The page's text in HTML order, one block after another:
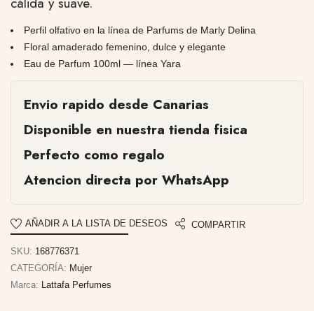
Perfil olfativo en la línea de Parfums de Marly Delina
Floral amaderado femenino, dulce y elegante
Eau de Parfum 100ml — línea Yara
Envio rapido desde Canarias
Disponible en nuestra tienda fisica
Perfecto como regalo
Atencion directa por WhatsApp
AÑADIR A LA LISTA DE DESEOS COMPARTIR
SKU: 168776371
CATEGORÍA: Mujer
Marca:
Lattafa Perfumes